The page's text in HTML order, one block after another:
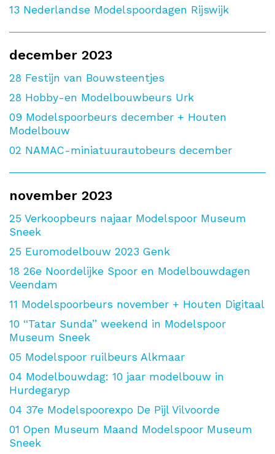
13 Nederlandse Modelspoordagen Rijswijk
december 2023
28 Festijn van Bouwsteentjes
28 Hobby-en Modelbouwbeurs Urk
09 Modelspoorbeurs december + Houten
Modelbouw
02 NAMAC-miniatuurautobeurs december
november 2023
25 Verkoopbeurs najaar Modelspoor Museum
Sneek
25 Euromodelbouw 2023 Genk
18 26e Noordelijke Spoor en Modelbouwdagen
Veendam
11 Modelspoorbeurs november + Houten Digitaal
10 “Tatar Sunda” weekend in Modelspoor
Museum Sneek
05 Modelspoor ruilbeurs Alkmaar
04 Modelbouwdag: 10 jaar modelbouw in
Hurdegaryp
04 37e Modelspoorexpo De Pijl Vilvoorde
01 Open Museum Maand Modelspoor Museum
Sneek